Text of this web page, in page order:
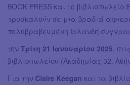
BOOK PRESS και το βιβλιοπωλείο
προσκαλούν σε μια βραδιά
πολυβραβευμένη Ιρλανδή
την Τρίτη 21 Ιανουαρίου 2025, στις
βιβλιοπωλείου (Ακαδημίας 32,
Για την Claire Keegan και τα